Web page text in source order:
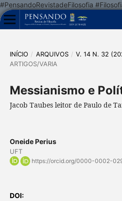
#PensandoRevistadeFilosofia
INÍCIO / ARQUIVOS / V. 14 N. 32
ARTIGOS/VARIA
Messianismo e
Jacob Taubes leitor de Paulo de
Oneide Perius
UFT
https://orcid.org/0000-0002-
DOI: